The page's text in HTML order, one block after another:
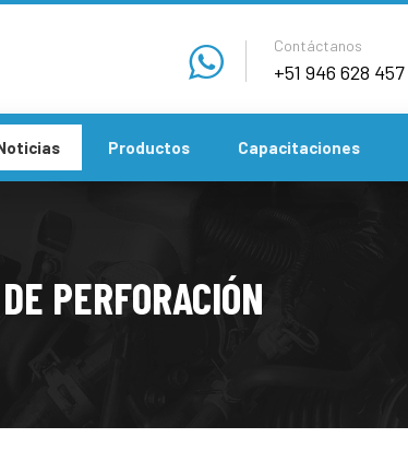
Contáctanos
+51 946 628 457
Productos Capacitaciones
PERFORACIÓN